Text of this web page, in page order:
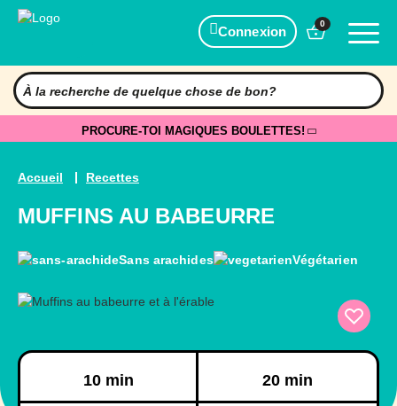
Connexion
0
PROCURE-TOI MAGIQUES BOULETTES!
Accueil Recettes
MUFFINS AU BABEURRE
Sans arachides Végétarien
10 min 20 min